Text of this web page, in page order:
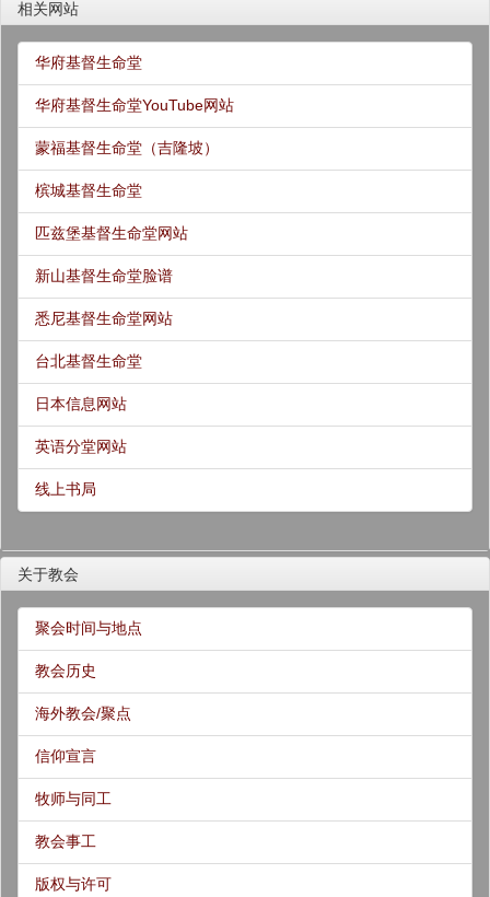
相关网站
华府基督生命堂
华府基督生命堂YouTube网站
蒙福基督生命堂（吉隆坡）
槟城基督生命堂
匹兹堡基督生命堂网站
新山基督生命堂脸谱
悉尼基督生命堂网站
台北基督生命堂
日本信息网站
英语分堂网站
线上书局
关于教会
聚会时间与地点
教会历史
海外教会/聚点
信仰宣言
牧师与同工
教会事工
版权与许可